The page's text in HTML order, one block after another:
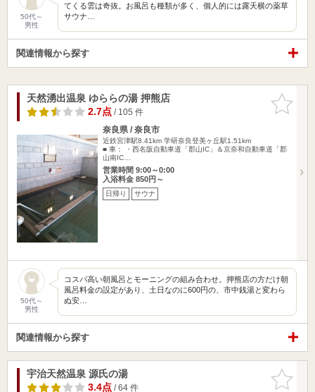
50代～
男性
てくる雲は奇抜。お風呂も種類が多く、個人的には露天横の薬草
サウナ…
関連情報から探す
お気に入
りに追加
天然湧出温泉 ゆららの湯 押熊店
2.7点/ 105 件
奈良県 / 奈良市
近鉄宮津駅8.41km 学研奈良登美ヶ丘駅1.51km
■ 車： ・西名阪自動車道「郡山IC」＆京奈和自動車道「郡
山南IC…
営業時間 9:00～0:00
入浴料金 850円～
日帰り サウナ
50代～
男性
コスパ高い朝風呂とモーニングの組み合わせ。押熊店の方だけ朝
風呂料金の設定があり、土日なのに600円の、市中銭湯と変わら
ぬ安…
関連情報から探す
お気に入
りに追加
宇治天然温泉 源氏の湯
3.4点/ 64 件